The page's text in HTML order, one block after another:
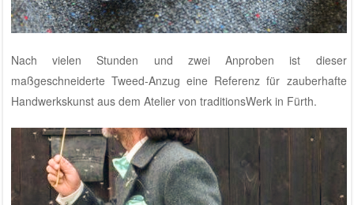
Nach vielen Stunden und zwei Anproben ist dieser
maßgeschneiderte Tweed-Anzug eine Referenz für zauberhafte
Handwerkskunst aus dem Atelier von traditionsWerk in Fürth.